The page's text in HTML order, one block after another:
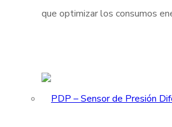
que optimizar los consumos